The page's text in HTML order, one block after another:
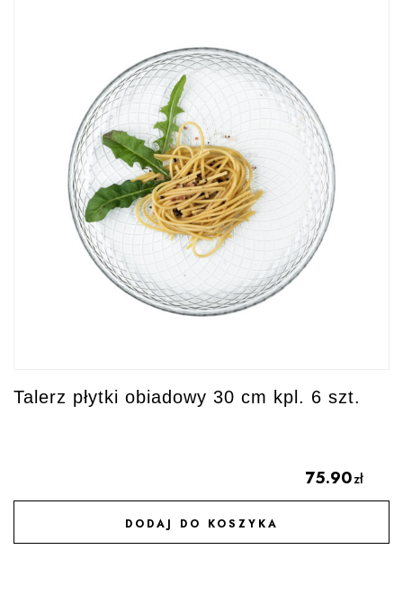
Talerz płytki obiadowy 30 cm kpl. 6 szt.
75.90zł
DODAJ DO KOSZYKA
DODAJ DO ULUBIONYCH